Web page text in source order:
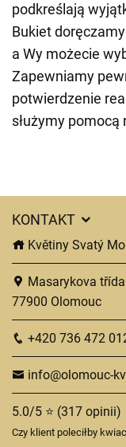
podkreślają
Bukiet
a Wy możecie
Zapewniamy
potwierdzenie
służymy
KONTAKT
Květiny Svatý
Masarykova
77900 Olomouc
+420 736 472
info@olomouc-
5.0/5 ⭐ (317 opinii)
Czy klient poleciłby